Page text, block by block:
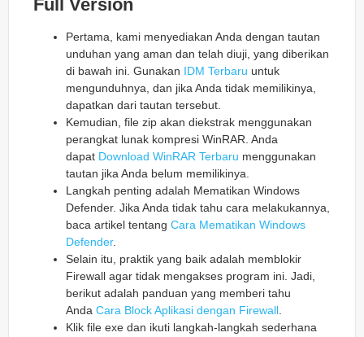
Full Version
Pertama, kami menyediakan Anda dengan tautan
unduhan yang aman dan telah diuji, yang diberikan
di bawah ini. Gunakan IDM Terbaru untuk
mengunduhnya, dan jika Anda tidak memilikinya,
dapatkan dari tautan tersebut.
Kemudian, file zip akan diekstrak menggunakan
perangkat lunak kompresi WinRAR. Anda
dapat Download WinRAR Terbaru menggunakan
tautan jika Anda belum memilikinya.
Langkah penting adalah Mematikan Windows
Defender. Jika Anda tidak tahu cara melakukannya,
baca artikel tentang Cara Mematikan Windows
Defender.
Selain itu, praktik yang baik adalah memblokir
Firewall agar tidak mengakses program ini. Jadi,
berikut adalah panduan yang memberi tahu
Anda Cara Block Aplikasi dengan Firewall
Klik file exe dan ikuti langkah-langkah sederhana